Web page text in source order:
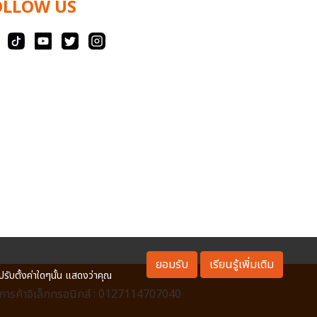
US
ค้าอิเล็กทรอนิกส์ : 0127114707040
รับตั้งค่าใดๆนั้น แสดงว่าคุณ
ยอมรับ เรียนรู้เพิ่มเติม